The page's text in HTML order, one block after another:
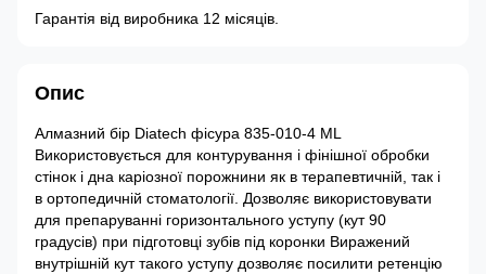
Гарантія від виробника 12 місяців.
Опис
Алмазний бір Diatech фісура 835-010-4 ML
Використовується для контурування і фінішної обробки
стінок і дна каріозної порожнини як в терапевтичній, так і
в ортопедичній стоматології. Дозволяє використовувати
для препаруванні горизонтального уступу (кут 90
градусів) при підготовці зубів під коронки Виражений
внутрішній кут такого уступу дозволяє посилити ретенцію